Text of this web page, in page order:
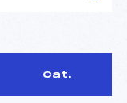
Cat.